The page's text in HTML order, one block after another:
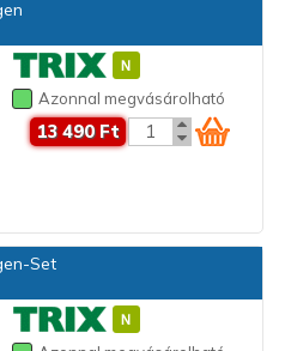
Azonnal megvásárolható
13 490 Ft
Set